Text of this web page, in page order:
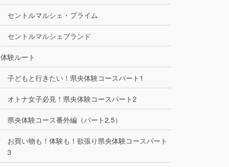
セントルマルシェ・プライム
セントルマルシェブランド
体験ルート
子どもと行きたい！県央体験コースパート1
オトナ女子必見！県央体験コースパート2
県央体験コース番外編（パート2.5）
お買い物も！体験も！欲張り県央体験コースパート
3